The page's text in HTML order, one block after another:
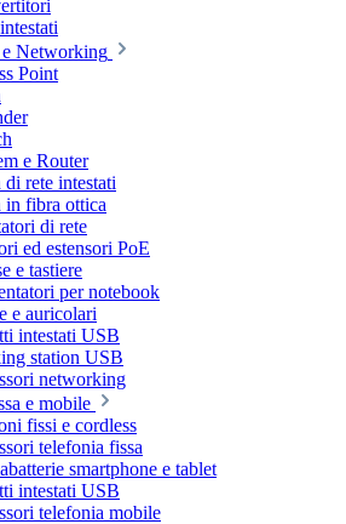
Networking
Point
e Router
di rete intestati
in fibra ottica
di rete
ed estensori PoE
e tastiere
per notebook
e auricolari
intestati USB
station USB
networking
e mobile
fissi e cordless
telefonia fissa
smartphone e tablet
intestati USB
telefonia mobile